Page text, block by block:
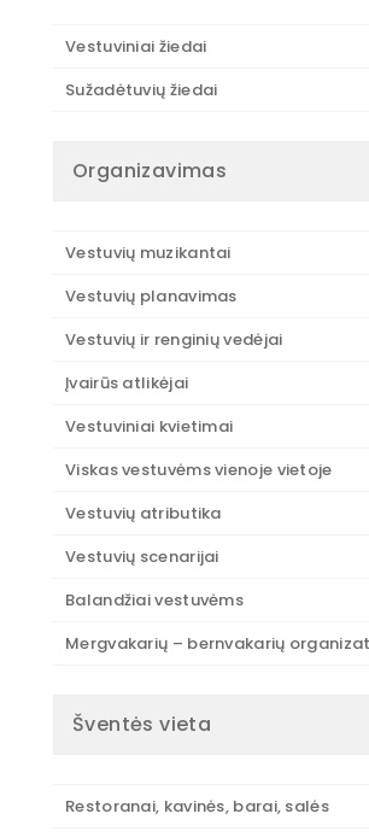
Vestuviniai žiedai
Sužadėtuvių žiedai
Organizavimas
Vestuvių muzikantai
Vestuvių planavimas
Vestuvių ir renginių vedėjai
Įvairūs atlikėjai
Vestuviniai kvietimai
Viskas vestuvėms vienoje vietoje
Vestuvių atributika
Vestuvių scenarijai
Balandžiai vestuvėms
Mergvakarių – bernvakarių
Šventės vieta
Restoranai, kavinės, barai, salės